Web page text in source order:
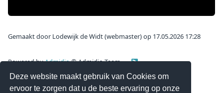
Deze website maakt gebruik van Cookies om
ervoor te zorgen dat u de beste ervaring op onze
Gemaakt door Lodewijk de Widt (webmaster) op 17.05.2026 17:28
Powered byAdmidio© Admidio Team -